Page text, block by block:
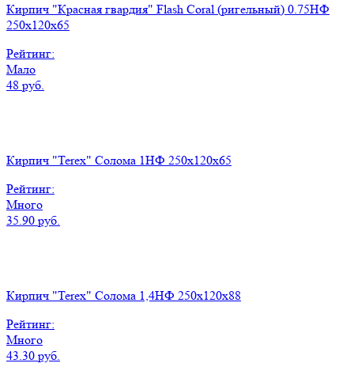
Кирпич "Красная гвардия" Flash Coral (ригельный) 0.75НФ
250x120x65
Рейтинг:
Мало
48 руб.
Кирпич "Terex" Солома 1НФ 250х120х65
Рейтинг:
Много
35.90 руб.
Кирпич "Terex" Солома 1,4НФ 250х120х88
Рейтинг:
Много
43.30 руб.